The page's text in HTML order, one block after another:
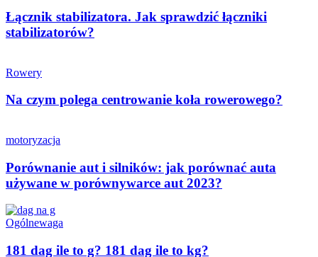
Łącznik stabilizatora. Jak sprawdzić łączniki
stabilizatorów?
Rowery
Na czym polega centrowanie koła rowerowego?
motoryzacja
Porównanie aut i silników: jak porównać auta
używane w porównywarce aut 2023?
Ogólnewaga
181 dag ile to g? 181 dag ile to kg?